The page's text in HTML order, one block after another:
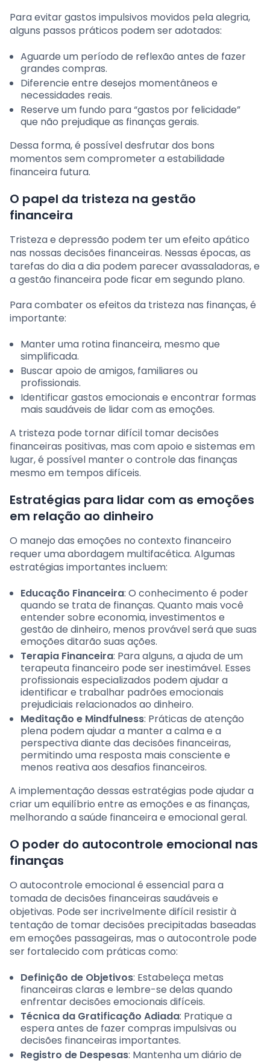
Para evitar gastos impulsivos movidos pela alegria,
alguns passos práticos podem ser adotados:
Aguarde um período de reflexão antes de fazer
grandes compras.
Diferencie entre desejos momentâneos e
necessidades reais.
Reserve um fundo para “gastos por felicidade”
que não prejudique as finanças gerais.
Dessa forma, é possível desfrutar dos bons
momentos sem comprometer a estabilidade
financeira futura.
O papel da tristeza na gestão
financeira
Tristeza e depressão podem ter um efeito apático
nas nossas decisões financeiras. Nessas épocas, as
tarefas do dia a dia podem parecer avassaladoras, e
a gestão financeira pode ficar em segundo plano.
Para combater os efeitos da tristeza nas finanças, é
importante:
Manter uma rotina financeira, mesmo que
simplificada.
Buscar apoio de amigos, familiares ou
profissionais.
Identificar gastos emocionais e encontrar formas
mais saudáveis de lidar com as emoções.
A tristeza pode tornar difícil tomar decisões
financeiras positivas, mas com apoio e sistemas em
lugar, é possível manter o controle das finanças
mesmo em tempos difíceis.
Estratégias para lidar com as emoções
em relação ao dinheiro
O manejo das emoções no contexto financeiro
requer uma abordagem multifacética. Algumas
estratégias importantes incluem:
Educação Financeira: O conhecimento é poder
quando se trata de finanças. Quanto mais você
entender sobre economia, investimentos e
gestão de dinheiro, menos provável será que suas
emoções ditarão suas ações.
Terapia Financeira: Para alguns, a ajuda de um
terapeuta financeiro pode ser inestimável. Esses
profissionais especializados podem ajudar a
identificar e trabalhar padrões emocionais
prejudiciais relacionados ao dinheiro.
Meditação e Mindfulness: Práticas de atenção
plena podem ajudar a manter a calma e a
perspectiva diante das decisões financeiras,
permitindo uma resposta mais consciente e
menos reativa aos desafios financeiros.
A implementação dessas estratégias pode ajudar a
criar um equilíbrio entre as emoções e as finanças,
melhorando a saúde financeira e emocional geral.
O poder do autocontrole emocional nas
finanças
O autocontrole emocional é essencial para a
tomada de decisões financeiras saudáveis e
objetivas. Pode ser incrivelmente difícil resistir à
tentação de tomar decisões precipitadas baseadas
em emoções passageiras, mas o autocontrole pode
ser fortalecido com práticas como:
Definição de Objetivos: Estabeleça metas
financeiras claras e lembre-se delas quando
enfrentar decisões emocionais difíceis.
Técnica da Gratificação Adiada: Pratique a
espera antes de fazer compras impulsivas ou
decisões financeiras importantes.
Registro de Despesas: Mantenha um diário de